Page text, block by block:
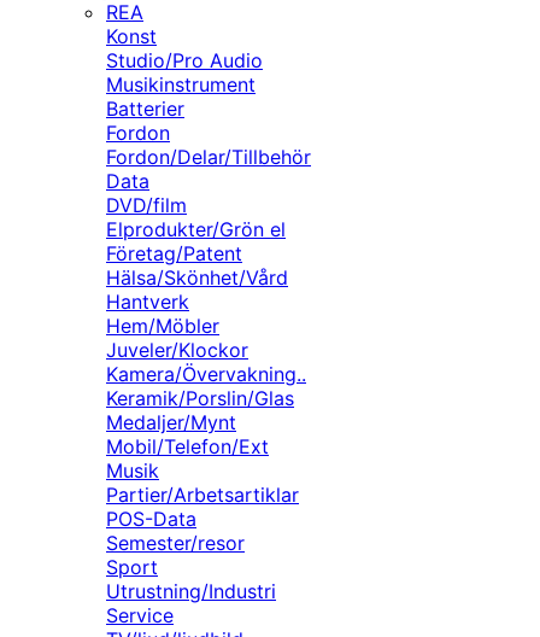
REA
Konst
Studio/Pro Audio
Musikinstrument
Batterier
Fordon
Fordon/Delar/Tillbehör
Data
DVD/film
Elprodukter/Grön el
Företag/Patent
Hälsa/Skönhet/Vård
Hantverk
Hem/Möbler
Juveler/Klockor
Kamera/Övervakning..
Keramik/Porslin/Glas
Medaljer/Mynt
Mobil/Telefon/Ext
Musik
Partier/Arbetsartiklar
POS-Data
Semester/resor
Sport
Utrustning/Industri
Service